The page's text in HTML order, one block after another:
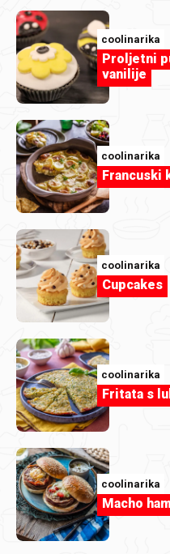
coolinarika
Proljetni
vanilije
coolinarika
Francuski
coolinarika
Cupcakes
coolinarika
Fritata s
coolinarika
Macho